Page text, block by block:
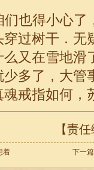
也得小心了
过树干．无
又在雪地滑
多了，大管
戒指如何，
【责
着 下一